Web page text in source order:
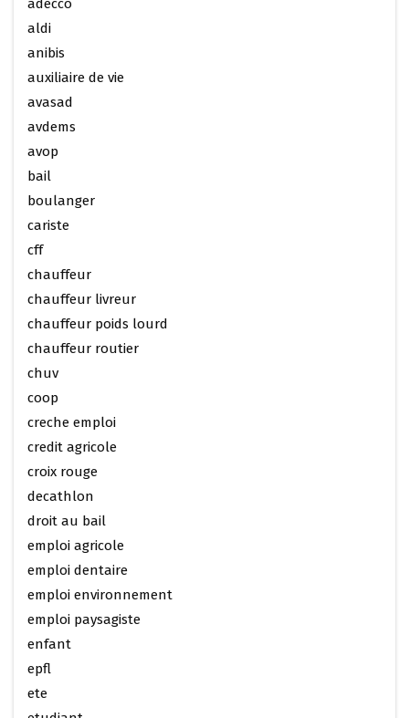
adecco
aldi
anibis
auxiliaire de vie
avasad
avdems
avop
bail
boulanger
cariste
cff
chauffeur
chauffeur livreur
chauffeur poids lourd
chauffeur routier
chuv
coop
creche emploi
credit agricole
croix rouge
decathlon
droit au bail
emploi agricole
emploi dentaire
emploi environnement
emploi paysagiste
enfant
epfl
ete